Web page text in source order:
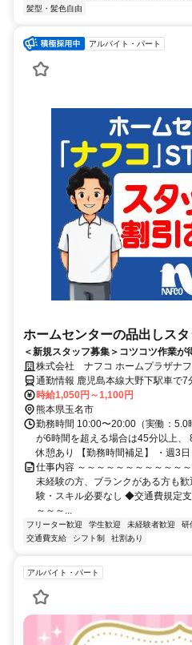
髪型・髪色自由
アルバイト・パート
ホームセンターの品出しスタ
＜新規スタッフ募集＞コツコツ作業
出しスタッフ
株式会社 ナフコ ホームプラザナ
通勤情報 鹿児島本線大野下駅車で7
時給1,050円～1,100円
熊本県玉名市
勤務時間 10:00〜20:00（実働：
が6時間を超える場合は45分以上
休憩あり 【勤務時間補足】 ・週3
仕事内容 ～～～～～～～～～～～
未経験の方、ブランクがある方も
験・スキル必要なし ◆交通費規定
～～～...
フリーター歓迎 学生歓迎 未経験者歓迎 研
交通費支給
シフト制 社割あり
アルバイト・パート